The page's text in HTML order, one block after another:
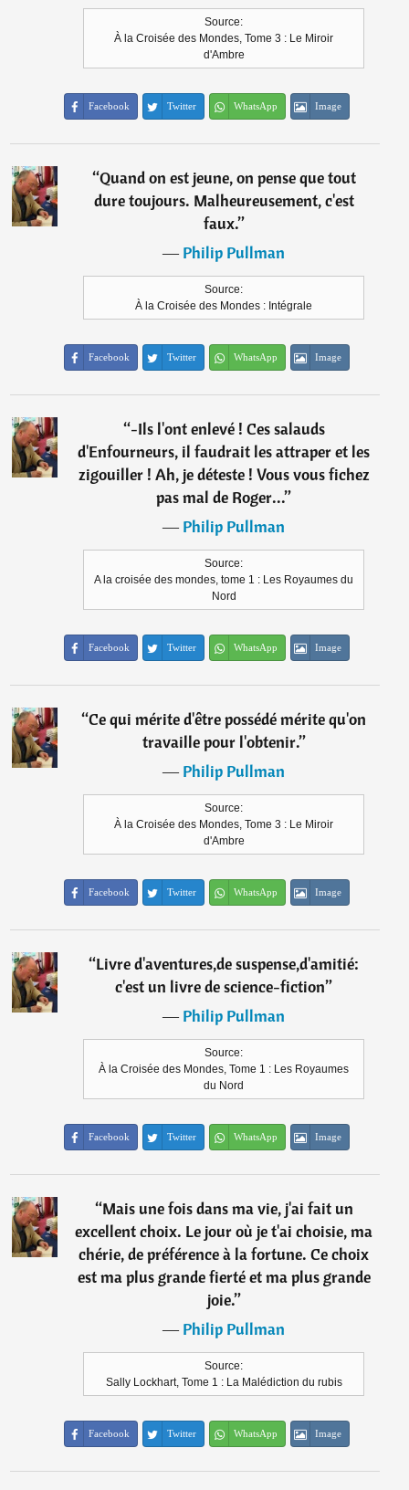
Source:
À la Croisée des Mondes, Tome 3 : Le Miroir
d'Ambre
Facebook Twitter WhatsApp Image
“Quand on est jeune, on pense que tout
dure toujours. Malheureusement, c'est
faux.”
―Philip Pullman
Source:
À la Croisée des Mondes : Intégrale
Facebook Twitter WhatsApp Image
“-Ils l'ont enlevé ! Ces salauds
d'Enfourneurs, il faudrait les attraper et les
zigouiller ! Ah, je déteste ! Vous vous fichez
pas mal de Roger...”
―Philip Pullman
Source:
A la croisée des mondes, tome 1 : Les Royaumes du
Nord
Facebook Twitter WhatsApp Image
“Ce qui mérite d'être possédé mérite qu'on
travaille pour l'obtenir.”
―Philip Pullman
Source:
À la Croisée des Mondes, Tome 3 : Le Miroir
d'Ambre
Facebook Twitter WhatsApp Image
“Livre d'aventures,de suspense,d'amitié:
c'est un livre de science-fiction”
―Philip Pullman
Source:
À la Croisée des Mondes, Tome 1 : Les Royaumes
du Nord
Facebook Twitter WhatsApp Image
“Mais une fois dans ma vie, j'ai fait un
excellent choix. Le jour où je t'ai choisie, ma
chérie, de préférence à la fortune. Ce choix
est ma plus grande fierté et ma plus grande
joie.”
―Philip Pullman
Source:
Sally Lockhart, Tome 1 : La Malédiction du rubis
Facebook Twitter WhatsApp Image